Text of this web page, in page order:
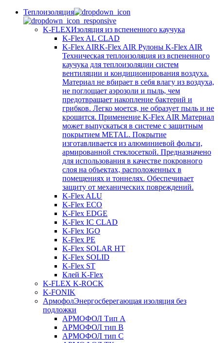
Теплоизоляция
K-FLEXИзоляция из вспененного каучука
K-Flex AL CLAD
K-Flex AIRK-Flex AIR Рулоны K-Flex AIR
Техническая теплоизоляция из вспененного
каучука для теплоизоляции систем
вентиляции и кондиционирования воздуха.
Материал не вбирает в себя влагу из воздуха,
не поглощает аэрозоли и пыль, чем
предотвращает накопление бактерий и
грибков. Легко моется, не образует пыль и не
крошится. Применение K-Flex AIR Материал
может выпускаться в системе c защитным
покрытием METAL. Покрытие
изготавливается из алюминиевой фольги,
армированной стеклосеткой. Предназначено
для использования в качестве покровного
слоя на объектах, расположенных в
помещениях и тоннелях. Обеспечивает
защиту от механических повреждений.
K-Flex ALU
K-Flex ECO
K-Flex EDGE
K-Flex IC CLAD
K-Flex IGO
K-Flex PE
K-Flex SOLAR HT
K-Flex SOLID
K-Flex ST
Клей K-Flex
K-FLEX K-ROCK
K-FONIK
АрмофолЭнергосберегающая изоляция без
подложки
АРМОФОЛ Тип А
АРМОФОЛ тип В
АРМОФОЛ тип C